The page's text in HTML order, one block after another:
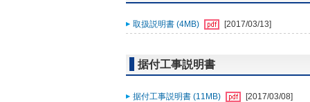
取扱説明書 (4MB) [2017/03/13]
据付工事説明書
据付工事説明書 (11MB) [2017/03/08]